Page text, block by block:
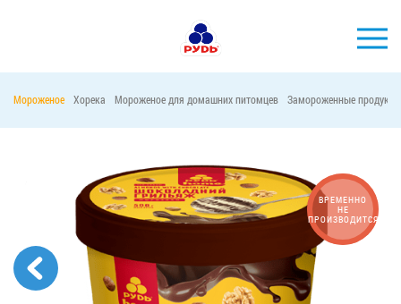
КОМПАНИЯ
ПОТРЕБИТЕЛЯМ
ПРЕСС-ЦЕНТР
Мороженое Хорека Мороженое для домашних питомцев Замороженные продукты
ВРЕМЕННО
НЕ
ПРОИЗВОДИТСЯ